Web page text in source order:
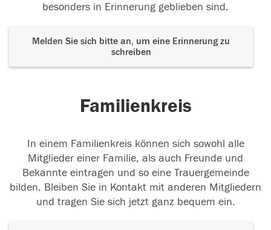
besonders in Erinnerung geblieben sind.
Melden Sie sich bitte an, um eine Erinnerung zu
schreiben
Familienkreis
In einem Familienkreis können sich sowohl alle
Mitglieder einer Familie, als auch Freunde und
Bekannte eintragen und so eine Trauergemeinde
bilden. Bleiben Sie in Kontakt mit anderen Mitgliedern
und tragen Sie sich jetzt ganz bequem ein.